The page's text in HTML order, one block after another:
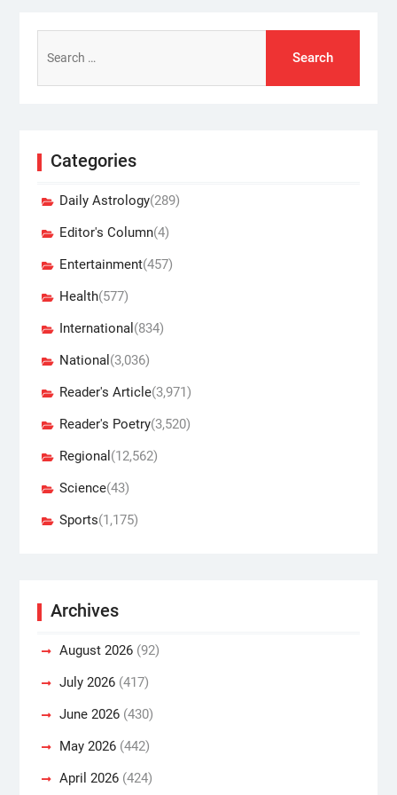
for:
Categories
Daily Astrology(289)
Editor's Column(4)
Entertainment(457)
Health(577)
International (834)
National (3,036)
Reader's Article(3,971)
Reader's Poetry(3,520)
Regional (12,562)
Science(43)
Sports(1,175)
Archives
August 2026(92)
July 2026(417)
June 2026(430)
May 2026(442)
April 2026(424)